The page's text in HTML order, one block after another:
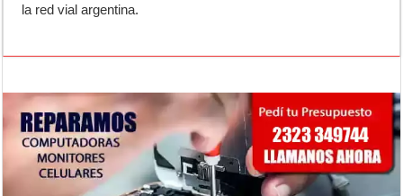
la red vial argentina.